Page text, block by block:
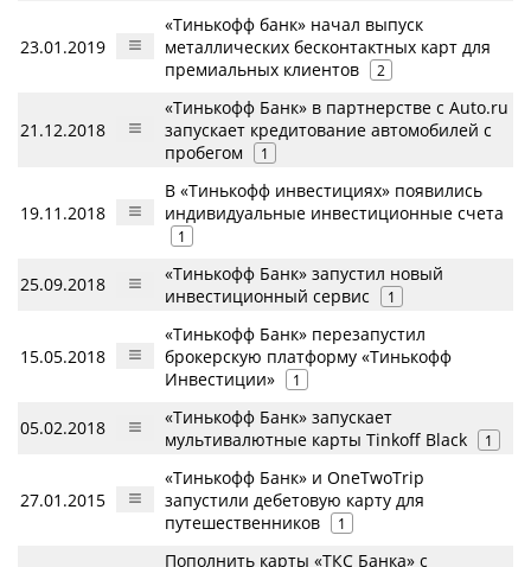
23.01.2019
«Тинькофф банк» начал выпуск
металлических бесконтактных карт для
премиальных клиентов
2
21.12.2018
«Тинькофф Банк» в партнерстве с Auto.ru
запускает кредитование автомобилей с
пробегом
1
19.11.2018
В «Тинькофф инвестициях» появились
индивидуальные инвестиционные счета
1
25.09.2018
«Тинькофф Банк» запустил новый
инвестиционный сервис
1
15.05.2018
«Тинькофф Банк» перезапустил
брокерскую платформу «Тинькофф
Инвестиции»
1
05.02.2018
«Тинькофф Банк» запускает
мультивалютные карты Tinkoff Black
1
27.01.2015
«Тинькофф Банк» и OneTwoTrip
запустили дебетовую карту для
путешественников
1
Пополнить карты «ТКС Банка» с